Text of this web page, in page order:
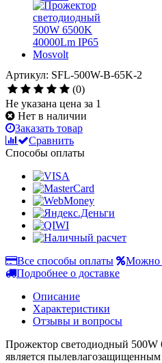
Артикул: SFL-500W-B-65K-2
(0)
Не указана цена за 1
Нет в наличии
Заказать товар
Сравнить
Способы оплаты
Все способы оплаты
Можно
Подробнее о доставке
Описание
Характеристики
Отзывы и вопросы
Прожектор светодиодный
является пылевлагозащищенным